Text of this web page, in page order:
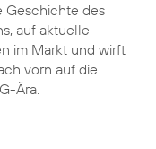
Geschichte des
auf aktuelle
im Markt und wirft
vorn auf die
Ära.